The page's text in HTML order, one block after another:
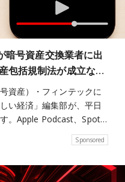
暗号資産交換業者に出
包括規制法が成立な…
資産）・フィンテックに
い経済」編集部が、平日
。Apple Podcast、Spot…
Sponsored